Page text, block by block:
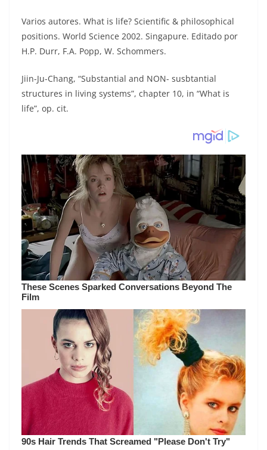
Varios autores. What is life? Scientific & philosophical
positions. World Science 2002. Singapure. Editado por
H.P. Durr, F.A. Popp, W. Schommers.
Jiin-Ju-Chang, “Substantial and NON- susbtantial
structures in living systems”, chapter 10, in “What is
life”, op. cit.